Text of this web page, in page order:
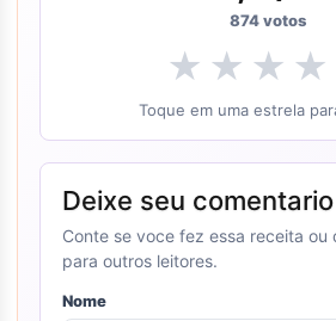
874votos
★ ★ ★ ★
Toque em uma estrela
Deixe seu comentario
Conte se voce fez essa receita ou
para outros leitores.
Nome